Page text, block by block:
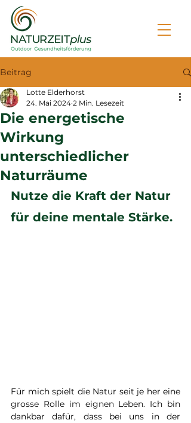
Beitrag
Die energetische
Wirkung
unterschiedlicher
Naturräume
Lotte Elderhorst
24. Mai 2024 2 Min. Lesezeit
Nutze die Kraft der Natur
für deine mentale Stärke.
Für mich spielt die Natur seit je her eine
grosse Rolle im eignen Leben. Ich bin
dankbar dafür, dass bei uns in der